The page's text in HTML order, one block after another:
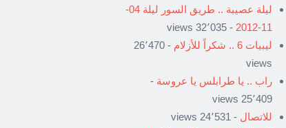
ليلة عصيبة .. طريق السور ليلة 04-
11-2012
- 32٬035 views
ليبيات 6 .. شكراً للأزلام
- 26٬470
views
راب .. يا طرابلس يا عروسة -
25٬409 views
للاتصال - 24٬531 views